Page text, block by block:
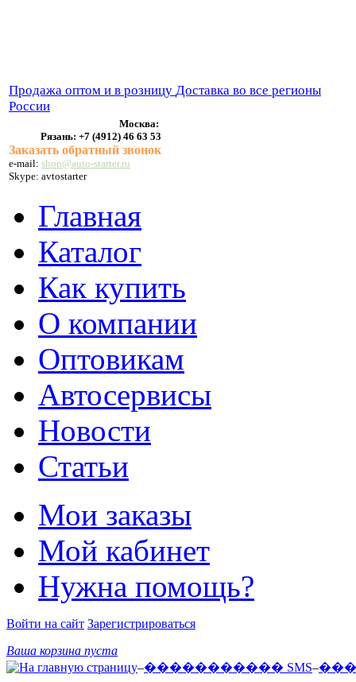
Продажа оптом и в розницу Доставка во все регионы
России
Москва:
Рязань: +7 (4912) 46 63 53
Заказать обратный звонок
e-mail: shop@auto-starter.ru
Skype: avtostarter
Главная
Каталог
Как купить
О компании
Оптовикам
Автосервисы
Новости
Статьи
Мои заказы
Мой кабинет
Нужна помощь?
Войти на сайт Зарегистрироваться
Ваша корзина пуста
–����������� SMS–